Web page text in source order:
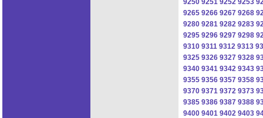
9265 9266 9267 9268
9280 9281 9282 9283
9295 9296 9297 9298
9310 9311 9312 9313
9325 9326 9327 9328
9340 9341 9342 9343
9355 9356 9357 9358
9370 9371 9372 9373
9385 9386 9387 9388
9400 9401 9402 9403